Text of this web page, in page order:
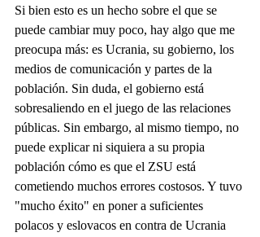
Si bien esto es un hecho sobre el que se
puede cambiar muy poco, hay algo que me
preocupa más: es Ucrania, su gobierno, los
medios de comunicación y partes de la
población. Sin duda, el gobierno está
sobresaliendo en el juego de las relaciones
públicas. Sin embargo, al mismo tiempo, no
puede explicar ni siquiera a su propia
población cómo es que el ZSU está
cometiendo muchos errores costosos. Y tuvo
"mucho éxito" en poner a suficientes
polacos y eslovacos en contra de Ucrania